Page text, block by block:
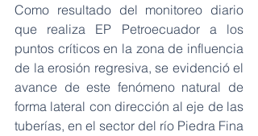
Como resultado del monitoreo diario
que realiza EP Petroecuador a los
puntos críticos en la zona de influencia
de la erosión regresiva, se evidenció el
avance de este fenómeno natural de
forma lateral con dirección al eje de las
tuberías, en el sector del río Piedra Fina